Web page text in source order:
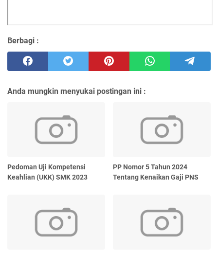
Berbagi :
Anda mungkin menyukai postingan ini :
Pedoman Uji Kompetensi
Keahlian (UKK) SMK 2023
PP Nomor 5 Tahun 2024
Tentang Kenaikan Gaji PNS